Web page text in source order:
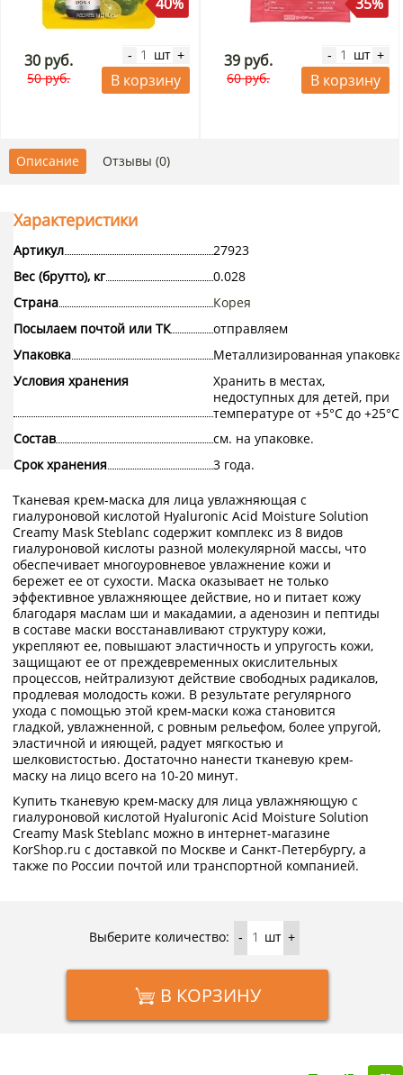
40%
30 руб.
50 руб.
- шт +
В корзину
35%
39 руб.
60 руб.
- шт +
В корзину
Описание Отзывы (0)
Характеристики
Артикул
27923
Вес (брутто), кг
0.028
Страна
Корея
Посылаем почтой или ТК
отправляем
Упаковка
Металлизированная
Условия хранения
Хранить в местах,
недоступных для детей, при
температуре от +5°С до +25°С.
Состав
см. на упаковке.
Срок хранения
3 года.
Тканевая крем-маска для лица увлажняющая с
гиалуроновой кислотой Hyaluronic Acid Moisture Solution
Creamy Mask Steblanc содержит комплекс из 8 видов
гиалуроновой кислоты разной молекулярной массы, что
обеспечивает многоуровневое увлажнение кожи и
бережет ее от сухости. Маска оказывает не только
эффективное увлажняющее действие, но и питает кожу
благодаря маслам ши и макадамии, а аденозин и пептиды
в составе маски восстанавливают структуру кожи,
укрепляют ее, повышают эластичность и упругость кожи,
защищают ее от преждевременных окислительных
процессов, нейтрализуют действие свободных радикалов,
продлевая молодость кожи. В результате регулярного
ухода с помощью этой крем-маски кожа становится
гладкой, увлажненной, с ровным рельефом, более упругой,
эластичной и ияющей, радует мягкостью и
шелковистостью. Достаточно нанести тканевую крем-
маску на лицо всего на 10-20 минут.
Купить тканевую крем-маску для лица увлажняющую с
гиалуроновой кислотой Hyaluronic Acid Moisture Solution
Creamy Mask Steblanc можно в интернет-магазине
KorShop.ru с доставкой по Москве и Санкт-Петербургу, а
также по России почтой или транспортной компанией.
Выберите количество: - шт +
В КОРЗИНУ